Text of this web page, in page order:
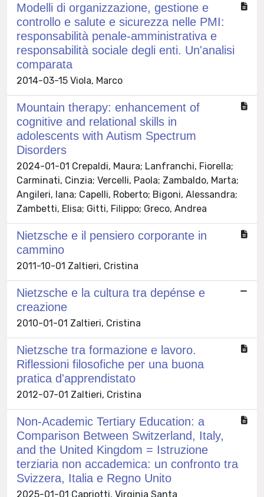
Modelli di organizzazione, gestione e
controllo e salute e sicurezza nelle PMI:
responsabilità penale-amministrativa e
responsabilità sociale degli enti. Un'analisi
comparata
2014-03-15 Viola, Marco
Mountain therapy: enhancement of
cognitive and relational skills in
adolescents with Autism Spectrum
Disorders
2024-01-01 Crepaldi, Maura; Lanfranchi, Fiorella;
Carminati, Cinzia; Vercelli, Paola; Zambaldo, Marta;
Angileri, Iana; Capelli, Roberto; Bigoni, Alessandra;
Zambetti, Elisa; Gitti, Filippo; Greco, Andrea
Nietzsche e il pensiero corporante in
cammino
2011-10-01 Zaltieri, Cristina
Nietzsche e la cultura tra depénse e
creazione
2010-01-01 Zaltieri, Cristina
Nietzsche tra formazione e lavoro.
Riflessioni filosofiche per una buona
pratica d'apprendistato
2012-07-01 Zaltieri, Cristina
Non-Academic Tertiary Education: a
Comparison Between Switzerland, Italy,
and the United Kingdom = Istruzione
terziaria non accademica: un confronto tra
Svizzera, Italia e Regno Unito
2025-01-01 Capriotti, Virginia Santa